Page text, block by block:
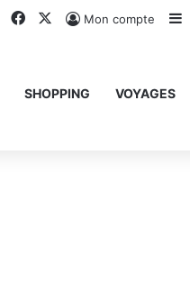
FacebookMon compte
SHOPPING VOYAGES